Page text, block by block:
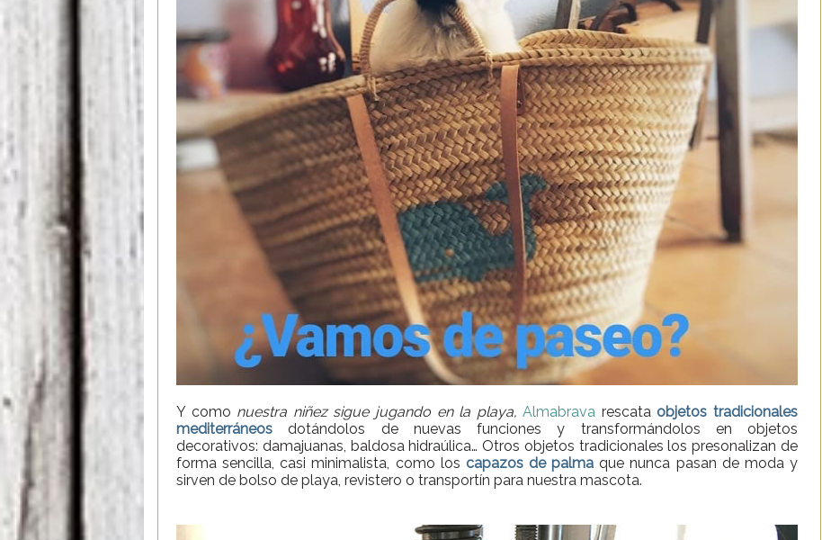
Y como nuestra niñez sigue jugando en la playa,Almabrava rescata objetos tradicionales
mediterráneos
dotándolos de nuevas funciones y transformándolos en objetos
decorativos: damajuanas, baldosa hidraúlica… Otros objetos tradicionales los presonalizan de
forma sencilla, casi minimalista, como los capazos de palma que nunca pasan de moda y
sirven de bolso de playa, revistero o transportín para nuestra mascota.